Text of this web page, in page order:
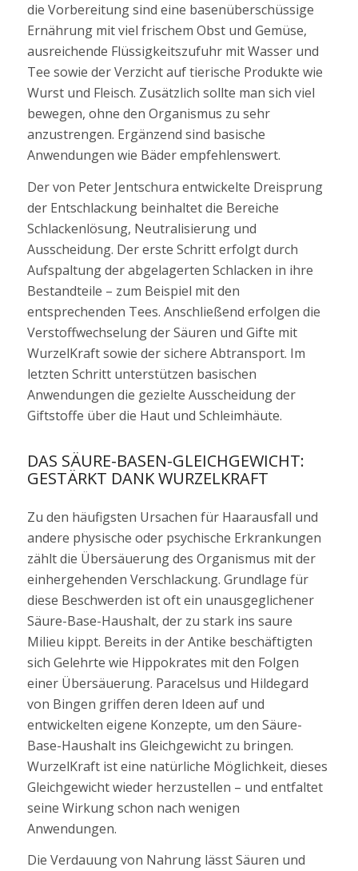
die Vorbereitung sind eine basenüberschüssige
Ernährung mit viel frischem Obst und Gemüse,
ausreichende Flüssigkeitszufuhr mit Wasser und
Tee sowie der Verzicht auf tierische Produkte wie
Wurst und Fleisch. Zusätzlich sollte man sich viel
bewegen, ohne den Organismus zu sehr
anzustrengen. Ergänzend sind basische
Anwendungen wie Bäder empfehlenswert.
Der von Peter Jentschura entwickelte Dreisprung
der Entschlackung beinhaltet die Bereiche
Schlackenlösung, Neutralisierung und
Ausscheidung. Der erste Schritt erfolgt durch
Aufspaltung der abgelagerten Schlacken in ihre
Bestandteile – zum Beispiel mit den
entsprechenden Tees. Anschließend erfolgen die
Verstoffwechselung der Säuren und Gifte mit
WurzelKraft sowie der sichere Abtransport. Im
letzten Schritt unterstützen basischen
Anwendungen die gezielte Ausscheidung der
Giftstoffe über die Haut und Schleimhäute.
DAS SÄURE-BASEN-GLEICHGEWICHT:
GESTÄRKT DANK WURZELKRAFT
Zu den häufigsten Ursachen für Haarausfall und
andere physische oder psychische Erkrankungen
zählt die Übersäuerung des Organismus mit der
einhergehenden Verschlackung. Grundlage für
diese Beschwerden ist oft ein unausgeglichener
Säure-Base-Haushalt, der zu stark ins saure
Milieu kippt. Bereits in der Antike beschäftigten
sich Gelehrte wie Hippokrates mit den Folgen
einer Übersäuerung. Paracelsus und Hildegard
von Bingen griffen deren Ideen auf und
entwickelten eigene Konzepte, um den Säure-
Base-Haushalt ins Gleichgewicht zu bringen.
WurzelKraft ist eine natürliche Möglichkeit, dieses
Gleichgewicht wieder herzustellen – und entfaltet
seine Wirkung schon nach wenigen
Anwendungen.
Die Verdauung von Nahrung lässt Säuren und